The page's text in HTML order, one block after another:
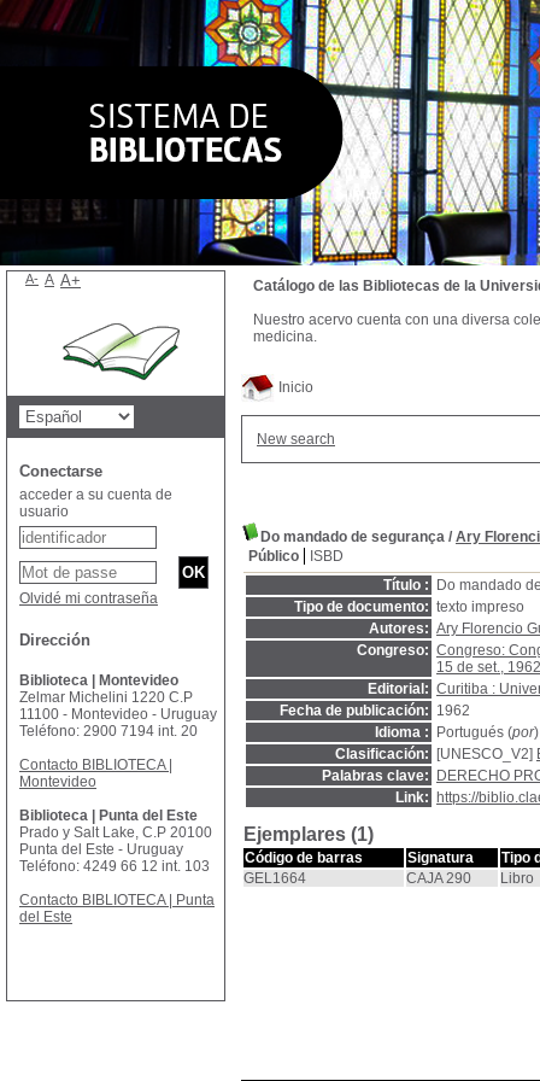
Inicio
New search
Do mandado de segurança / Ary
Público
ISBD
Título :
Do mandado
Tipo de documento: texto impreso
Autores: Ary Florencio
Congreso: Congreso:
15 de set.,
Editorial: Curitiba :
Fecha de publicación: 1962
Idioma :
Portugués (por)
Clasificación:
[UNESCO_V2]
Palabras clave:
DERECHO
Link:
https://
Ejemplares (1)
Código de barras Signatura
Tipo
GEL1664
CAJA 290 Libro
Catálogo de las Bibliotecas de la
Nuestro acervo cuenta con una diversa
medicina.
A- A A+
Conectarse
acceder a su cuenta de
usuario
Olvidé mi contraseña
Dirección
Biblioteca | Montevideo
Zelmar Michelini 1220 C.P
11100 - Montevideo - Uruguay
Teléfono: 2900 7194 int. 20
Contacto BIBLIOTECA |
Montevideo
Biblioteca | Punta del Este
Prado y Salt Lake, C.P 20100
Punta del Este - Uruguay
Teléfono: 4249 66 12 int. 103
Contacto BIBLIOTECA | Punta
del Este